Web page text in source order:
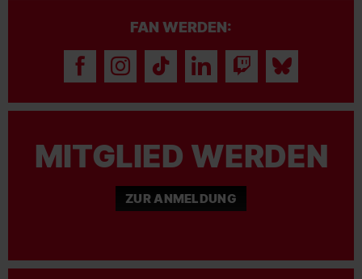
FAN WERDEN:
MITGLIED WERDEN
ZUR ANMELDUNG